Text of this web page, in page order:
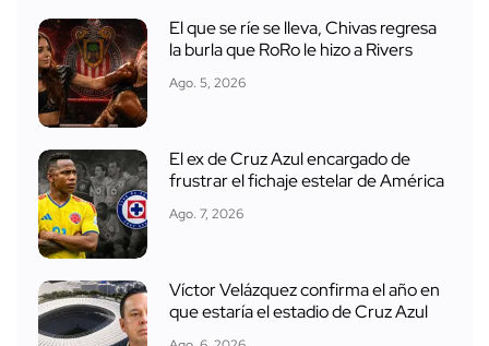
El que se ríe se lleva, Chivas regresa
la burla que RoRo le hizo a Rivers
Ago. 5, 2026
El ex de Cruz Azul encargado de
frustrar el fichaje estelar de América
Ago. 7, 2026
Víctor Velázquez confirma el año en
que estaría el estadio de Cruz Azul